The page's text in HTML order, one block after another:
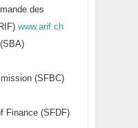
des
www.arif.ch
(SFBC)
Finance (SFDF)